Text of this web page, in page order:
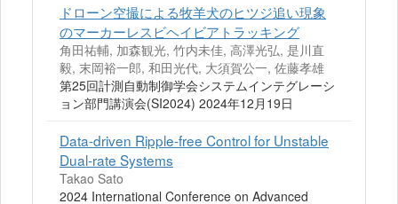
ドローン空撮による牧羊犬のヒツジ追い現象
のマーカーレスビヘイビアトラッキング
角田祐輔, 加森観光, 竹内未佳, 高澤光弘, 是川直
毅, 末岡裕一郎, 和田光代, 大須賀公一, 佐藤孝雄
第25回計測自動制御学会システムインテグレーシ
ョン部門講演会(SI2024) 2024年12月19日
Data-driven Ripple-free Control for Unstable
Dual-rate Systems
Takao Sato
2024 International Conference on Advanced